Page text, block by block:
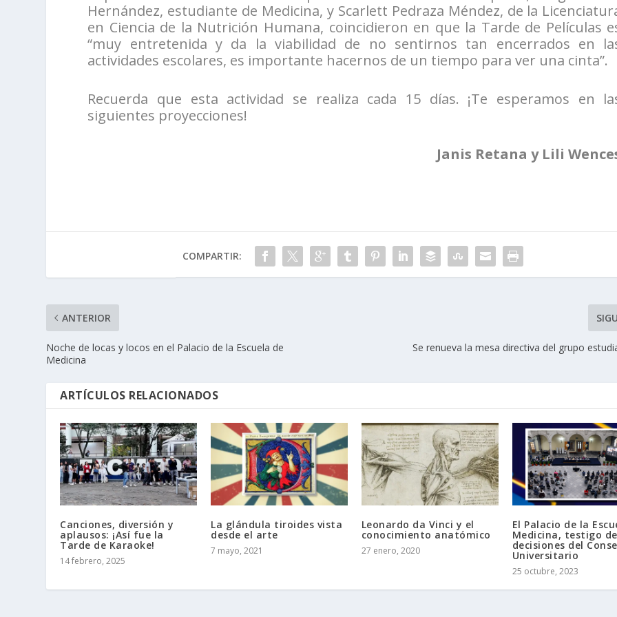
Hernández, estudiante de Medicina, y Scarlett Pedraza Méndez, de la
en Ciencia de la Nutrición Humana, coincidieron en que la Tarde de Películas
“muy entretenida y da la viabilidad de no sentirnos tan encerrados en
actividades escolares, es importante hacernos de un tiempo para ver una cinta”.
Recuerda que esta actividad se realiza cada 15 días. ¡Te esperamos en
siguientes proyecciones!
Janis Retana y Lili
COMPARTIR:
ANTERIOR
Noche de locas y locos en el Palacio de la Escuela de
Medicina
Se renueva la mesa directiva del grupo
ARTÍCULOS RELACIONADOS
Canciones, diversión y
aplausos: ¡Así fue la
Tarde de Karaoke!
14 febrero, 2025
La glándula tiroides vista
desde el arte
7 mayo, 2021
Leonardo da Vinci y el
conocimiento anatómico
27 enero, 2020
El Palacio de la
Medicina, testigo
decisiones del
Universitario
25 octubre, 2023